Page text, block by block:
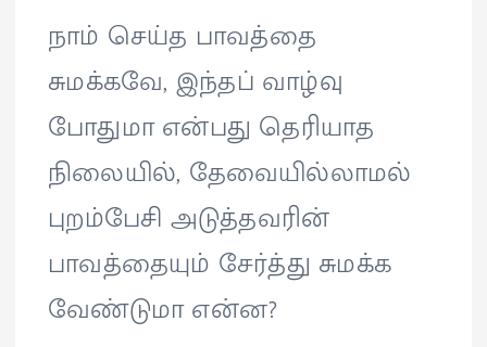
நாம் செய்த பாவத்தை
சுமக்கவே, இந்தப் வாழ்வு
போதுமா என்பது தெரியாத
நிலையில், தேவையில்லாமல்
புறம்பேசி அடுத்தவரின்
பாவத்தையும் சேர்த்து சுமக்க
வேண்டுமா என்ன?